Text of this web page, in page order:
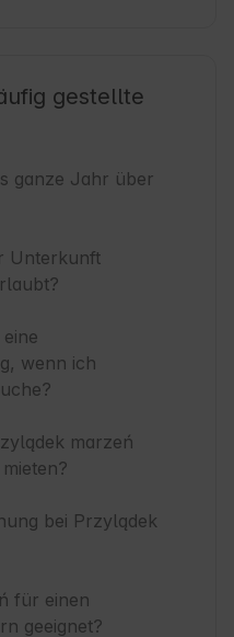
gestellte
ganze Jahr über
Unterkunft
wenn ich
marzeń
bei Przylądek
für einen
geeignet?